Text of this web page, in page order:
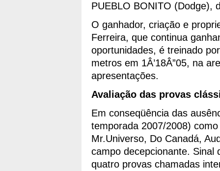
PUEBLO BONITO (Dodge),
O ganhador, criação e
Ferreira, que continua
oportunidades, é treinado
metros em 1Â’18Â”05, na
apresentações.
Avaliação das provas
Em conseqüência das
temporada 2007/2008)
Mr.Universo, Do Canadá,
campo decepcionante. Sinal
quatro provas chamadas